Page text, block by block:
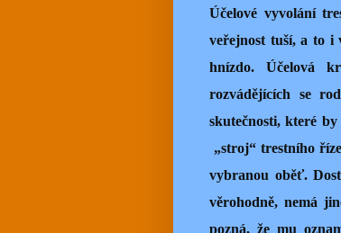
Účelové vyvolání
veřejnost tuší, a to i
hnízdo. Účelová
rozvádějících se
skutečnosti, které
„stroj“ trestního
vybranou oběť.
věrohodně, nemá
pozná, že mu